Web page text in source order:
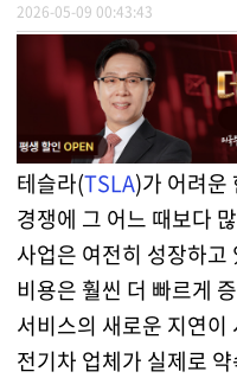
2026-05-09 00:43:43
테슬라(TSLA)가 어려운
경쟁에 그 어느 때보다
사업은 여전히 성장하
비용은 훨씬 더 빠르게
서비스의 새로운 지연
전기차 업체가 실제로